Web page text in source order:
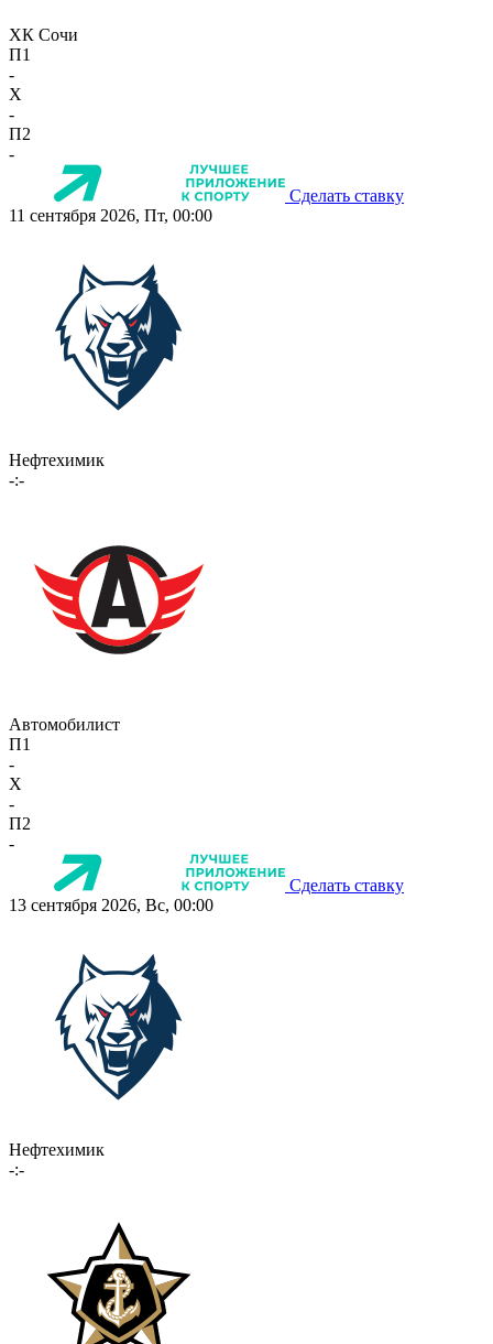
ХК Сочи
П1
-
X
-
П2
-
Сделать ставку
11 сентября 2026, Пт, 00:00
Нефтехимик
-:-
Автомобилист
П1
-
X
-
П2
-
Сделать ставку
13 сентября 2026, Вс, 00:00
Нефтехимик
-:-